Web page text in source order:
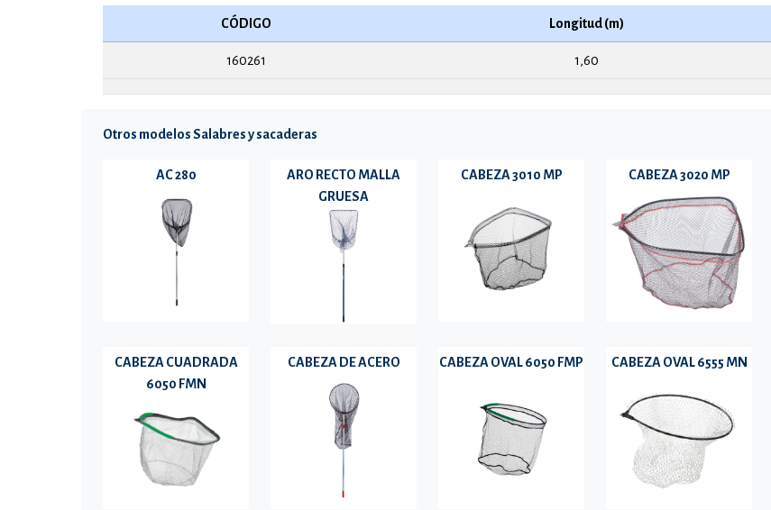
CÓDIGO Longitud (m)
160261 1,60
Otros modelos Salabres y sacaderas
AC 280
ARO RECTO MALLA
GRUESA
CABEZA 3010 MP CABEZA 3020 MP
CABEZA CUADRADA
6050 FMN
CABEZA DE ACERO CABEZA OVAL 6050 FMP CABEZA OVAL 6555 MN